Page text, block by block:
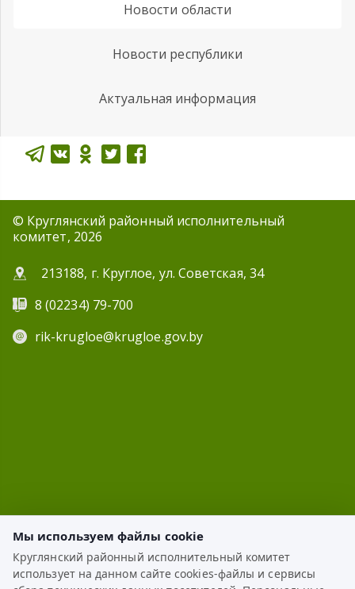
Новости области
Новости республики
Актуальная информация
© Круглянский районный исполнительный
комитет, 2026
213188, г. Круглое, ул. Советская, 34
8 (02234) 79-700
rik-krugloe@krugloe.gov.by
ЭЛЕКТРОННОЕ ОБРАЩЕНИЕ
Мы используем файлы cookie
Круглянский районный исполнительный комитет
использует на данном сайте cookies-файлы и сервисы